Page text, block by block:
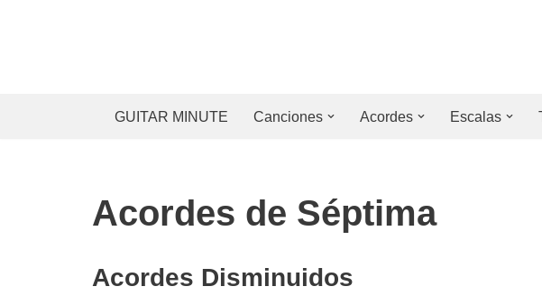
GUITAR MINUTE
Canciones Acordes Escalas
Acordes de Séptima
Acordes Disminuidos